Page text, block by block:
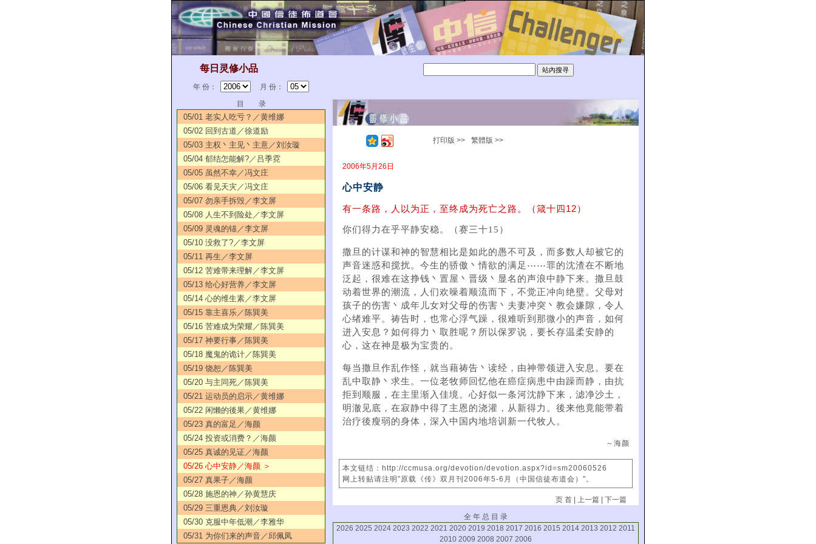
每日灵修小品
年 份：
月 份：
目 录
05/01 老实人吃亏？／黄维娜
05/02 回到古道／徐道励
05/03 主权丶主见丶主意／刘汝璇
05/04 郁结怎能解?／吕季霓
05/05 虽然不幸／冯文庄
05/06 看见天灾／冯文庄
05/07 勿亲手拆毁／李文屏
05/08 人生不到险处／李文屏
05/09 灵魂的锚／李文屏
05/10 没救了?／李文屏
05/11 再生／李文屏
05/12 苦难带来理解／李文屏
05/13 给心好营养／李文屏
05/14 心的维生素／李文屏
05/15 靠主喜乐／陈巽美
05/16 苦难成为荣耀／陈巽美
05/17 神要行事／陈巽美
05/18 魔鬼的诡计／陈巽美
05/19 饶恕／陈巽美
05/20 与主同死／陈巽美
05/21 运动员的启示／黄维娜
05/22 闲懒的後果／黄维娜
05/23 真的富足／海颜
05/24 投资或消费？／海颜
05/25 真诚的见证／海颜
05/26 心中安静／海颜 ＞
05/27 真果子／海颜
05/28 施恩的神／孙黄慧庆
05/29 三重恩典／刘汝璇
05/30 克服中年低潮／李雅华
05/31 为你们来的声音／邱佩凤
打印版 >> 繁體版 >>
2006年5月26日
心中安静
有一条路，人以为正，至终成为死亡之路。（箴十四12）
你们得力在乎平静安稳。（赛三十15）
撒旦的计谋和神的智慧相比是如此的愚不可及，而多数人却被它的
声音迷惑和搅扰。今生的骄傲丶情欲的满足⋯⋯罪的沈渣在不断地
泛起，很难在这挣钱丶置屋丶晋级丶显名的声浪中静下来。撒旦鼓
动着世界的潮流，人们欢噪着顺流而下，不觉正冲向绝壁。父母对
孩子的伤害丶成年儿女对父母的伤害丶夫妻冲突丶教会嫌隙，令人
心绪难平。祷告时，也常心浮气躁，很难听到那微小的声音，如何
进入安息？如何得力丶取胜呢？所以保罗说，要长存温柔安静的
心，这在神是极为宝贵的。
每当撒旦作乱作怪，就当藉祷告丶读经，由神带领进入安息。要在
乱中取静丶求生。一位老牧师回忆他在癌症病患中由躁而静，由抗
拒到顺服，在主里渐入佳境。心好似一条河沈静下来，滤净沙土，
明澈见底，在寂静中得了主恩的浇灌，从新得力。後来他竟能带着
治疗後瘦弱的身体，深入中国内地培训新一代牧人。
～海颜
本文链结：http://ccmusa.org/devotion/devotion.aspx?id=sm20060526
网上转贴请注明"原载《传》双月刊2006年5-6月（中国信徒布道会）"。
页 首 |上一篇 |下一篇
全 年 总 目 录
2026 2025 2024 2023 2022 2021 2020 2019 2018 2017 2016 2015 2014 2013 2012 2011
2010 2009 2008 2007 2006